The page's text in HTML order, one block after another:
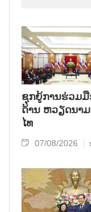
ຊຸກຍູ້ການຮ່ວມ
ດ້ານ ຫວຽດນາ
ໄທ
07/08/2026